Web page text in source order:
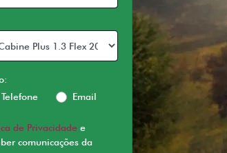
Telefone Email
de Privacidade e
comunicações da